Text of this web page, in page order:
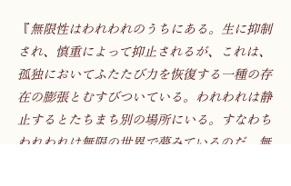
『 無限性はわれわれのうちにある。生に抑制
され、慎重によって抑止されるが、これは、
孤独においてふたたび力を恢復する一種の存
在の膨張とむすびついている。われわれは静
止するとたちまち別の場所にいる。すなわち
われわれは無限の世界で夢みているのだ。無